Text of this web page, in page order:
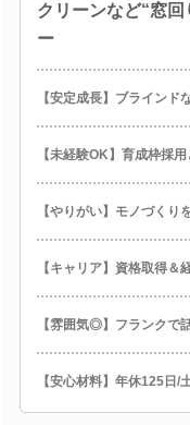
クリーンなど“窓
ー
【安定成長】ブラインド
【未経験OK】育成枠採
【やりがい】モノづくり
【キャリア】資格取得＆
【雰囲気◎】フランクで
【安心材料】年休125日/